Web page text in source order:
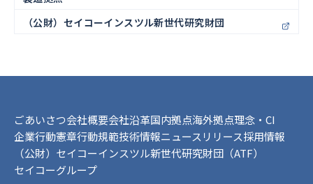
（公財）セイコーインスツル新世代研究財団
ごあいさつ会社概要会社沿革国内拠点海外拠点理念・CI
企業行動憲章行動規範技術情報ニュースリリース採用情報
（公財）セイコーインスツル新世代研究財団（ATF）
セイコーグループ